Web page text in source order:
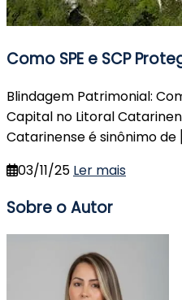
Como SPE e SCP
Blindagem Patrimonial:
Capital no Litoral
Catarinense é sinônimo de
03/11/25 Ler mais
Sobre o Autor